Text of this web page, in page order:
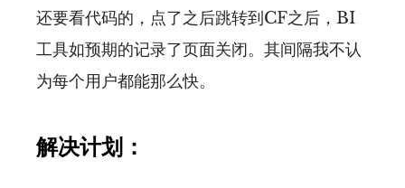
还要看代码的，点了之后跳转到CF之后，BI
工具如预期的记录了页面关闭。其间隔我不认
为每个用户都能那么快。
解决计划：